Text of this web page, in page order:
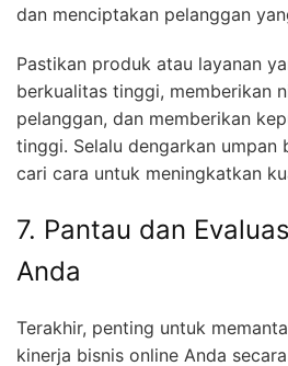
dan menciptakan pelanggan
Pastikan produk atau layanan
berkualitas tinggi, memberikan
pelanggan, dan memberikan
tinggi. Selalu dengarkan umpan
cari cara untuk meningkatkan
7. Pantau dan
Anda
Terakhir, penting untuk
kinerja bisnis online Anda